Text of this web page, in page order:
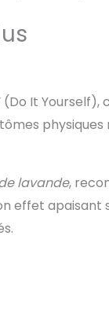
(Do It
lavande,
effet apaisant